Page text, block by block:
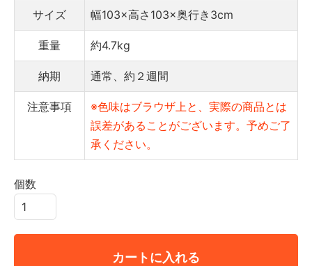
サイズ 幅103×高さ103×奥行き3cm
重量 約4.7kg
納期 通常、約２週間
注意事項
※色味はブラウザ上と、実際の商品とは
誤差があることがございます。予めご了
承ください。
個数
カートに入れる